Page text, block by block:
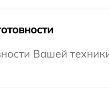
Вашей